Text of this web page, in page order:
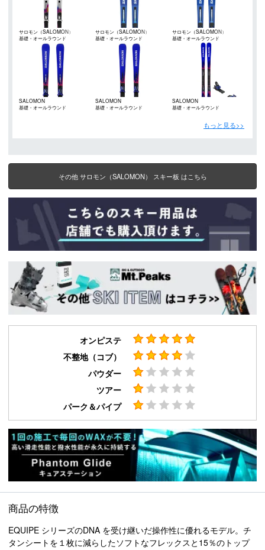
サロモン（SALOMON）
基礎・オールラウンド
サロモン（SALOMON）
基礎・オールラウンド
サロモン（SALOMON）
基礎・オールラウンド
SALOMON
基礎・オールラウンド
SALOMON
基礎・オールラウンド
SALOMON
基礎・オールラウンド
もっと見る>>
その他 サロモン（SALOMON） スキー板 はこちら
オンピステ
不整地（コブ）
パウダー
ツアー
パーク＆パイプ
商品の特徴
EQUIPE シリーズのDNA を受け継いだ操作性に優れるモデル。チ
タンシートを１枚に減らしたソフトなフレックスと15％のトップ